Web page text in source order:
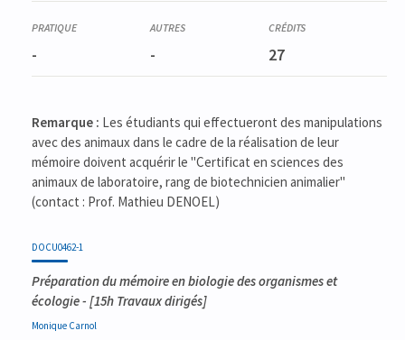
- - 27
Remarque : Les étudiants qui effectueront des manipulations
avec des animaux dans le cadre de la réalisation de leur
mémoire doivent acquérir le "Certificat en sciences des
animaux de laboratoire, rang de biotechnicien animalier"
(contact : Prof. Mathieu DENOEL)
DOCU0462-1
Préparation du mémoire en biologie des organismes et
écologie- [15h Travaux dirigés]
Monique Carnol